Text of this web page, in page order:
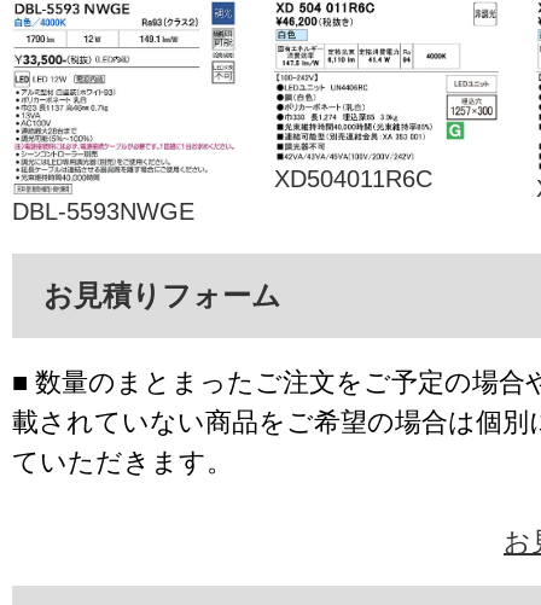
DBL-5593NWGE
XD504011R6C
お見積りフォーム
■ 数量のまとまったご注文をご予定の場合
載されていない商品をご希望の場合は個別
ていただきます。
お